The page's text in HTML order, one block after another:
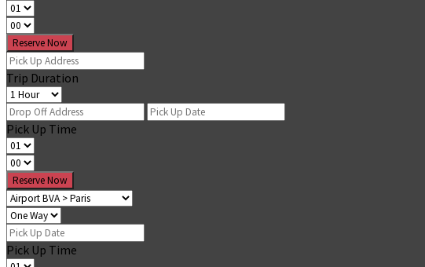
Reserve Now
Trip Duration
Pick Up Time
Reserve Now
Pick Up Time